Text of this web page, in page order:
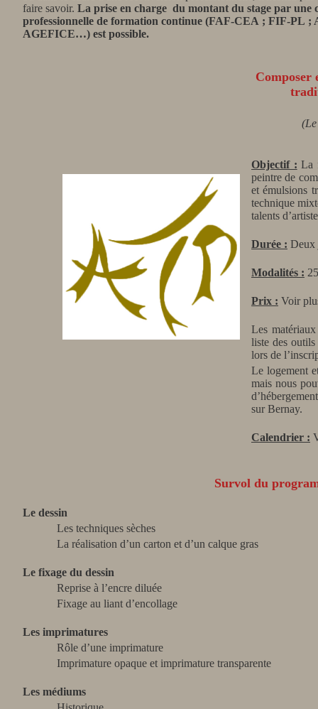
faire savoir. La prise en charge du montant du stage par une
professionnelle de formation continue (FAF-CEA ; FIF-PL ;
AGEFICE…) est possible.
Composer
Objectif : La
peintre de
et émulsions
technique
talents
Durée : Deux
Modalités :
Prix : Voir
Les
liste des outils
lors de
Le logement
mais nous
sur Bernay.
Calendrier :
Survol du
Le dessin
Les techniques sèches
La réalisation d’un carton et d’un calque gras
Le fixage du dessin
Reprise à l’encre diluée
Fixage au liant d’encollage
Les imprimatures
Rôle d’une imprimature
Imprimature opaque et imprimature transparente
Les médiums